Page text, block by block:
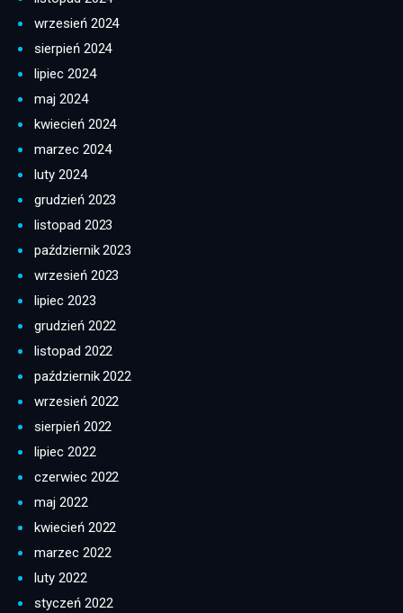
wrzesień 2024
sierpień 2024
lipiec 2024
maj 2024
kwiecień 2024
marzec 2024
luty 2024
grudzień 2023
listopad 2023
październik 2023
wrzesień 2023
lipiec 2023
grudzień 2022
listopad 2022
październik 2022
wrzesień 2022
sierpień 2022
lipiec 2022
czerwiec 2022
maj 2022
kwiecień 2022
marzec 2022
luty 2022
styczeń 2022